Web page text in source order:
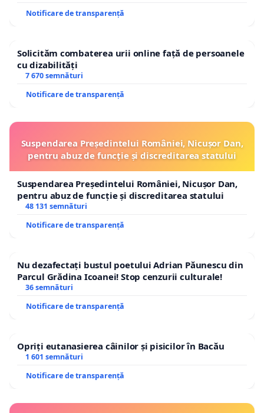
Notificare de transparență
Solicităm combaterea urii online față de persoanele
cu dizabilități
7 670 semnături
Notificare de transparență
Suspendarea Președintelui României, Nicușor Dan,
pentru abuz de funcție și discreditarea statului
Suspendarea Președintelui României, Nicușor Dan,
pentru abuz de funcție și discreditarea statului
48 131 semnături
Notificare de transparență
Nu dezafectați bustul poetului Adrian Păunescu din
Parcul Grădina Icoanei! Stop cenzurii culturale!
36 semnături
Notificare de transparență
Opriți eutanasierea câinilor și pisicilor în Bacău
1 601 semnături
Notificare de transparență